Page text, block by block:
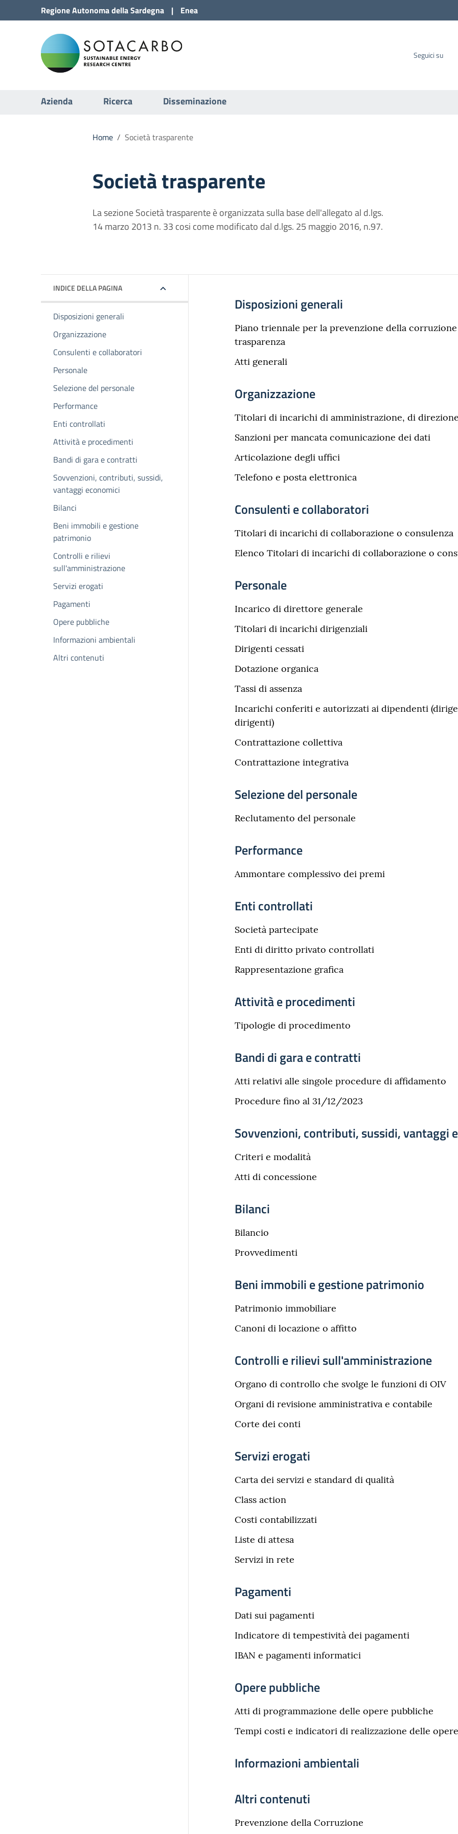
Vai al Contenuto
Vai alla navigazione del sito
Vai al Footer
RegioneAutonoma dellaSardegna | Enea
Seguici su
Submenu
Azienda Ricerca Disseminazione
Home / Società trasparente
Società trasparente
La sezione Società trasparente è organizzata sulla base dell'allegato al d.lgs.
14 marzo 2013 n. 33 cosi come modificato dal d.lgs. 25 maggio 2016, n.97.
INDICE DELLA PAGINA
Disposizioni generali
Organizzazione
Consulenti e collaboratori
Personale
Selezione del personale
Performance
Enti controllati
Attività e procedimenti
Bandi di gara e contratti
Sovvenzioni, contributi, sussidi,
vantaggi economici
Bilanci
Beni immobili e gestione
patrimonio
Controlli e rilievi
sull'amministrazione
Servizi erogati
Pagamenti
Opere pubbliche
Informazioni ambientali
Altri contenuti
Disposizioni generali
Piano triennale per la prevenzione della
trasparenza
Atti generali
Organizzazione
Titolari di incarichi di amministrazione, di
Sanzioni per mancata comunicazione dei dati
Articolazione degli uffici
Telefono e posta elettronica
Consulenti e collaboratori
Titolari di incarichi di collaborazione o consulenza
Elenco Titolari di incarichi di collaborazione o
Personale
Incarico di direttore generale
Titolari di incarichi dirigenziali
Dirigenti cessati
Dotazione organica
Tassi di assenza
Incarichi conferiti e autorizzati ai dipendenti
dirigenti)
Contrattazione collettiva
Contrattazione integrativa
Selezione del personale
Reclutamento del personale
Performance
Ammontare complessivo dei premi
Enti controllati
Società partecipate
Enti di diritto privato controllati
Rappresentazione grafica
Attività e procedimenti
Tipologie di procedimento
Bandi di gara e contratti
Atti relativi alle singole procedure di affidamento
Procedure fino al 31/12/2023
Sovvenzioni, contributi, sussidi, vantaggi
Criteri e modalità
Atti di concessione
Bilanci
Bilancio
Provvedimenti
Beni immobili e gestione patrimonio
Patrimonio immobiliare
Canoni di locazione o affitto
Controlli e rilievi sull'amministrazione
Organo di controllo che svolge le funzioni di OIV
Organi di revisione amministrativa e contabile
Corte dei conti
Servizi erogati
Carta dei servizi e standard di qualità
Class action
Costi contabilizzati
Liste di attesa
Servizi in rete
Pagamenti
Dati sui pagamenti
Indicatore di tempestività dei pagamenti
IBAN e pagamenti informatici
Opere pubbliche
Atti di programmazione delle opere pubbliche
Tempi costi e indicatori di realizzazione delle
Informazioni ambientali
Altri contenuti
Prevenzione della Corruzione